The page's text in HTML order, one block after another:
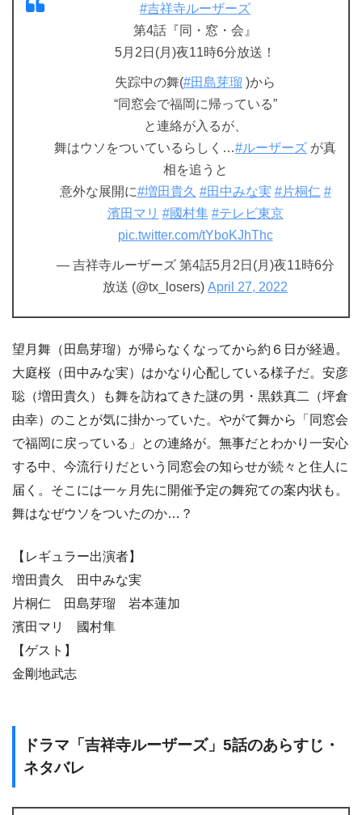
#吉祥寺ルーザーズ
第4話『同・窓・会』
5月2日(月)夜11時6分放送！
失踪中の舞(#田島芽瑠 )から
“同窓会で福岡に帰っている”
と連絡が入るが、
舞はウソをついているらしく…#ルーザーズ が真
相を追うと
意外な展開に#増田貴久 #田中みな実 #片桐仁 #
濱田マリ #國村隼 #テレビ東京
pic.twitter.com/tYboKJhThc
— 吉祥寺ルーザーズ 第4話5月2日(月)夜11時6分
放送 (@tx_losers) April 27, 2022
望月舞（田島芽瑠）が帰らなくなってから約６日が経過。
大庭桜（田中みな実）はかなり心配している様子だ。安彦
聡（増田貴久）も舞を訪ねてきた謎の男・黒鉄真二（坪倉
由幸）のことが気に掛かっていた。やがて舞から「同窓会
で福岡に戻っている」との連絡が。無事だとわかり一安心
する中、今流行りだという同窓会の知らせが続々と住人に
届く。そこには一ヶ月先に開催予定の舞宛ての案内状も。
舞はなぜウソをついたのか…？
【レギュラー出演者】
増田貴久 田中みな実
片桐仁 田島芽瑠 岩本蓮加
濱田マリ 國村隼
【ゲスト】
金剛地武志
ドラマ「吉祥寺ルーザーズ」5話のあらすじ・
ネタバレ